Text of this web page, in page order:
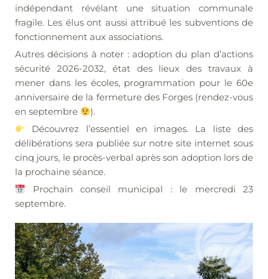
indépendant révélant une situation communale
fragile. Les élus ont aussi attribué les subventions de
fonctionnement aux associations.
Autres décisions à noter : adoption du plan d’actions
sécurité 2026-2032, état des lieux des travaux à
mener dans les écoles, programmation pour le 60e
anniversaire de la fermeture des Forges (rendez-vous
en septembre
).
Découvrez l’essentiel en images. La liste des
délibérations sera publiée sur notre site internet sous
cinq jours, le procès-verbal après son adoption lors de
la prochaine séance.
Prochain conseil municipal : le mercredi 23
septembre.